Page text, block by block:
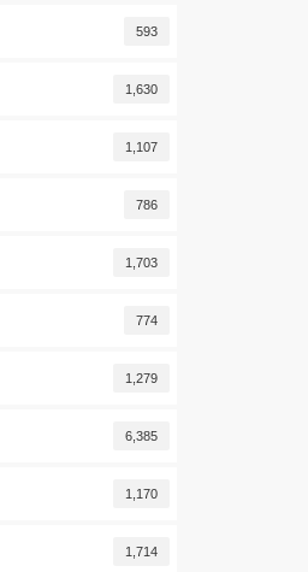
593
1,630
1,107
786
1,703
774
1,279
6,385
1,170
1,714